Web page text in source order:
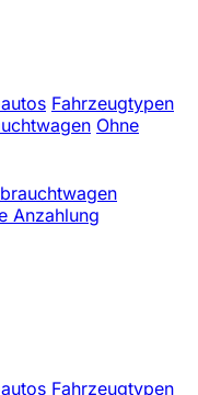
Fahrzeugtypen
Ohne
Anzahlung
Fahrzeugtypen